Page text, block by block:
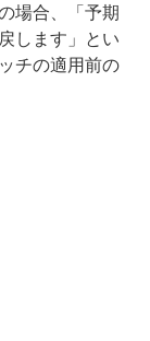
場合、「予期
します」とい
チの適用前の